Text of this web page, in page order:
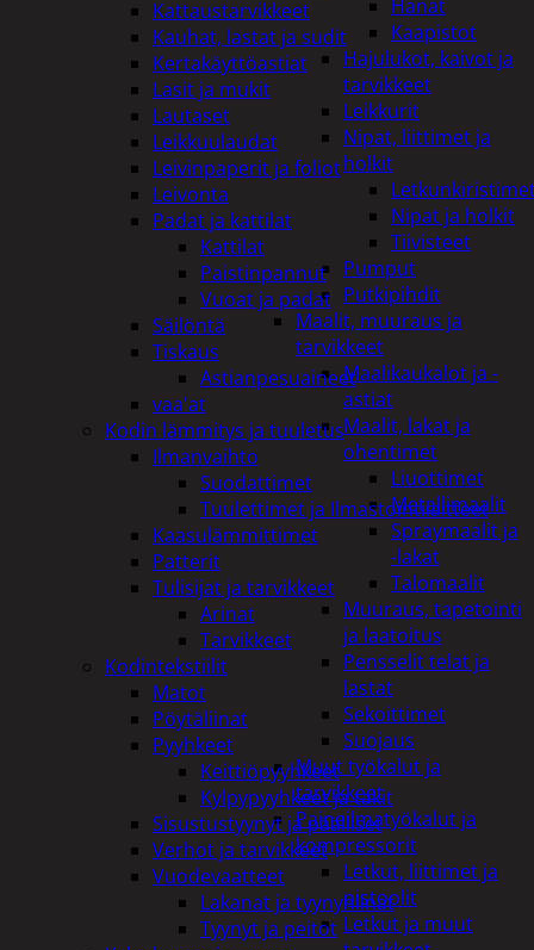
Hanat
Kaapistot
Hajulukot, kaivot ja
tarvikkeet
Leikkurit
Nipat, liittimet ja
holkit
Nipat ja holkit
Tiivisteet
Pumput
Putkipihdit
Maalit, muuraus ja
tarvikkeet
Maalikaukalot ja -
astiat
Maalit, lakat ja
ohentimet
Liuottimet
Metallimaalit
Spraymaalit ja
-lakat
Talomaalit
Muuraus, tapetointi
ja laatoitus
Pensselit telat ja
lastat
Sekoittimet
Suojaus
Muut työkalut ja
tarvikkeet
Paineilmatyökalut ja
kompressorit
Letkut, liittimet ja
pistoolit
Letkut ja muut
Kattaustarvikkeet
Kauhat, lastat ja sudit
Kertakäyttöastiat
Lasit ja mukit
Lautaset
Leikkuulaudat
Leivinpaperit ja foliot
Leivonta
Padat ja kattilat
Kattilat
Paistinpannut
Vuoat ja padat
Säilöntä
Tiskaus
Astianpesuaineet
vaa'at
Kodin lämmitys ja tuuletus
Ilmanvaihto
Suodattimet
Tuulettimet ja Ilmastointilaitteet
Kaasulämmittimet
Patterit
Tulisijat ja tarvikkeet
Arinat
Tarvikkeet
Kodintekstiilit
Matot
Pöytäliinat
Pyyhkeet
Keittiöpyyhkeet
Kylpypyyhkeet ja takit
Sisustustyynyt ja päälliset
Verhot ja tarvikkeet
Vuodevaatteet
Lakanat ja tyynynlinat
Tyynyt ja peitot